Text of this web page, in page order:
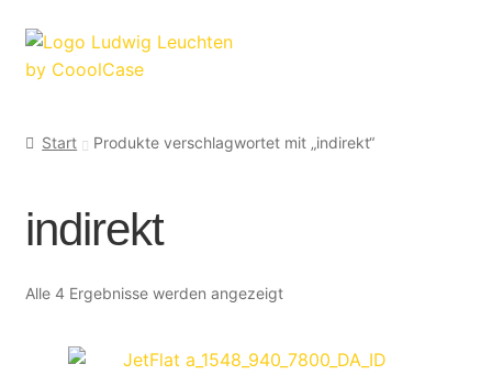
Zur
Navigation
Zum
Inhalt
Start Produkte verschlagwortet mit „indirekt“
indirekt
Alle 4 Ergebnisse werden angezeigt